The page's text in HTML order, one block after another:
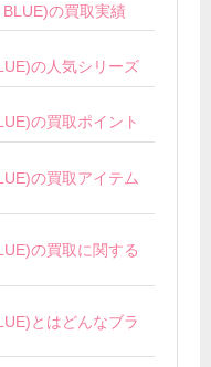
の買取実績
の人気シリーズ
の買取ポイント
の買取アイテム
の買取に関する
とはどんなブラ